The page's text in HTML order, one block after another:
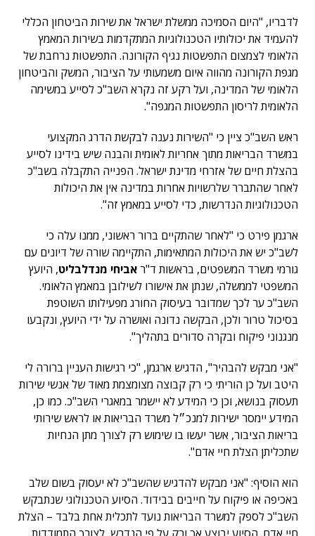
לדבריו, "היום הסמיכה ממשלת ישראל את שירות הביטחון הכללי
להעמיד את יכולותיו הטכנולוגיות המתקדמות בשירות המאמץ
הלאומי לצמצום התפשטות נגיף הקורונה. התפשטות נרחבת של
מגפת הקורונה מהווה איום משמעותי על הציבור, המשק והביטחון
הלאומי של המדינה, ועל רקע זה נקרא השב"כ לסייע במשימה
הלאומית לריסון התפשטות המגפה".
ראש השב"כ ציין כי "השירות נענה לבקשת הדרג המקצועי
במשרד הבריאות מתוך אחריות לאומית והבנה שיש בידינו לסייע
בהצלת חיים של אזרחי מדינת ישראל. הפנייה התקבלה בשב"כ
לאחר שהתברר שלרשויות אחרות במדינה אין את היכולות
הטכנולוגיות הנדרשות, כדי לסייע במאמץ זה".
ארגמן פירט כי "לאחר שהתקיים ברור ראשוני, ממנו עלה כי
לשב"כ יש את היכולות המתאימות, התקיימה שורה של דיונים עם
גורמי משרד המשפטים, בראשות ד"ראביחי מנדלבליט, היועץ
המשפטי לממשלה, שנתן את אישורו לשילובן במאמץ הלאומי.
השב"כ ער לכך שמדובר בעיסוק החורג מפעילותו השוטפת
בסיכול טרור ולכן, הבקשה נדונה ואושרה על ידי היועץ, ונקבעו
מנגנוני פיקוח ובקרה סדורים בתהליך".
"אני מבקש להבהיר", הדגיש ארגמן, "כי רגישות העניין ברורה לי
היטב ועל כן הוריתי כי רק קבוצה מצומצמת מאוד של אנשי שירות
תעסוק בנושא, וכן כי המידע לא יישמר במאגרי השב"כ. כמו כן,
המידע יימסר ישירות למנכ״ל משרד הבריאות או לראש שירותי
בריאות הציבור, אשר יעשו בו שימוש רק לצורך מתן הנחיות
שתכליתן הצלת חיי אדם".
הוא הוסיף: "אני מבקש להדגיש שהשב"כ לא יעסוק בשום שלב
באכיפה או פיקוח על חייבים בבידוד. הסיוע הטכנולוגי שנתבקש
השב"כ לספק למשרד הבריאות נועד לתכלית אחת בלבד – הצלת